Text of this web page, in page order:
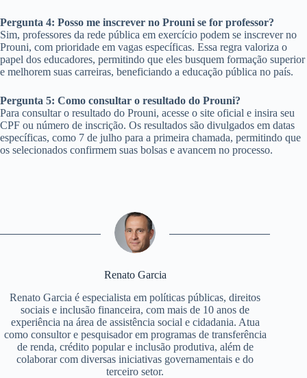
Pergunta 4: Posso me inscrever no Prouni se for professor?
Sim, professores da rede pública em exercício podem se inscrever no
Prouni, com prioridade em vagas específicas. Essa regra valoriza o
papel dos educadores, permitindo que eles busquem formação superior
e melhorem suas carreiras, beneficiando a educação pública no país.
Pergunta 5: Como consultar o resultado do Prouni?
Para consultar o resultado do Prouni, acesse o site oficial e insira seu
CPF ou número de inscrição. Os resultados são divulgados em datas
específicas, como 7 de julho para a primeira chamada, permitindo que
os selecionados confirmem suas bolsas e avancem no processo.
Renato Garcia
Renato Garcia é especialista em políticas públicas, direitos
sociais e inclusão financeira, com mais de 10 anos de
experiência na área de assistência social e cidadania. Atua
como consultor e pesquisador em programas de transferência
de renda, crédito popular e inclusão produtiva, além de
colaborar com diversas iniciativas governamentais e do
terceiro setor.